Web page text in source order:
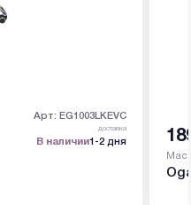
Арт: EG1003LKEVC
доставка
В наличии1-2 дня